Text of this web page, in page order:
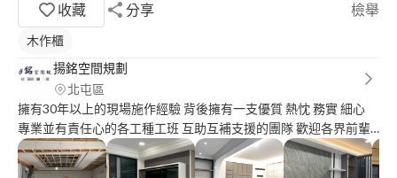
收藏
分享 檢舉
木作櫃
揚銘空間規劃
北屯區
擁有30年以上的現場施作經驗 背後擁有一支優質 熱忱 務實 細心
專業並有責任心的各工種工班 互助互補支援的團隊 歡迎各界前輩
好友新知 不吝賜教 給予一份來自遠方的緣份 讓（揚銘空間規劃）
為您服務☺️☺️☺️ 本團隊服務項目： 1.舊屋翻新。 2.新宅空間規